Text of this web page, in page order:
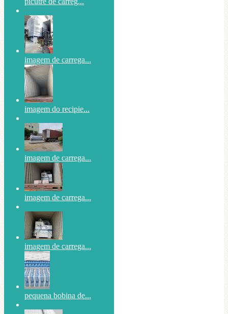
imagem de carrega...
imagem do recipie...
imagem de carrega...
imagem de carrega...
imagem de carrega...
pequena bobina de...